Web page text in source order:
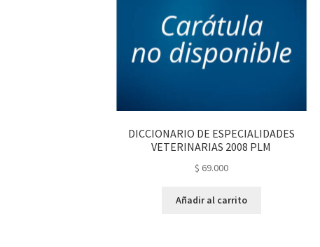
DICCIONARIO DE ESPECIALIDADES
VETERINARIAS 2008 PLM
$ 69.000
Añadir al carrito